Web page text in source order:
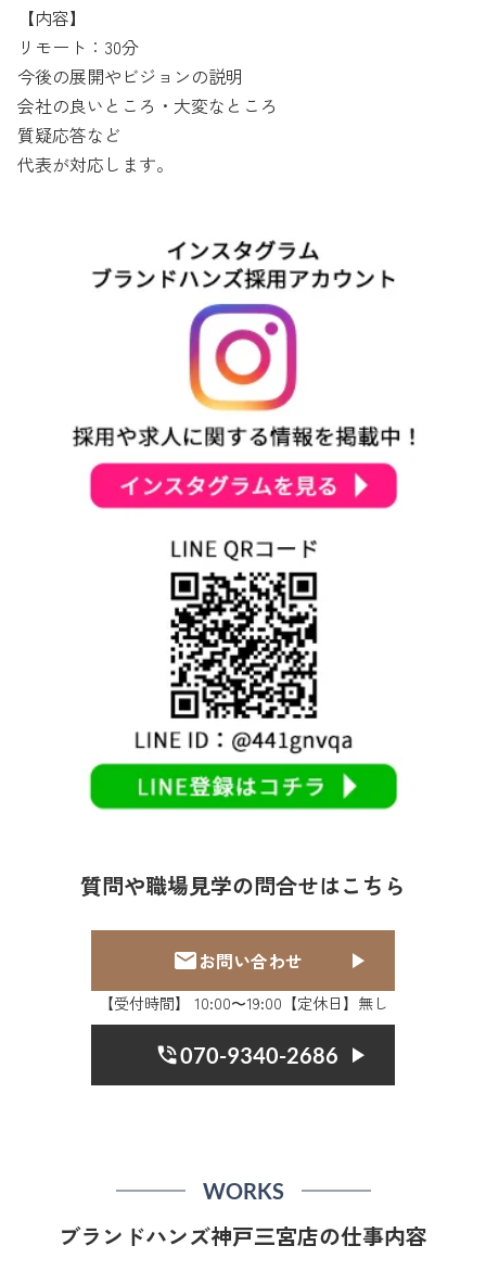
【内容】
リモート：30分
今後の展開やビジョンの説明
会社の良いところ・大変なところ
質疑応答など
代表が対応します。
質問や職場見学の問合せはこちら
お問い合わせ
【受付時間】 10:00〜19:00【定休日】無し
070-9340-2686
WORKS
ブランドハンズ神戸三宮店の仕事内容